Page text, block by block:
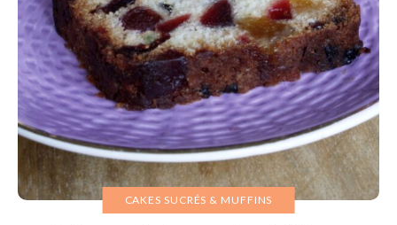
CAKES SUCRÉS & MUFFINS